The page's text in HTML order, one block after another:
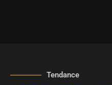
Tendance